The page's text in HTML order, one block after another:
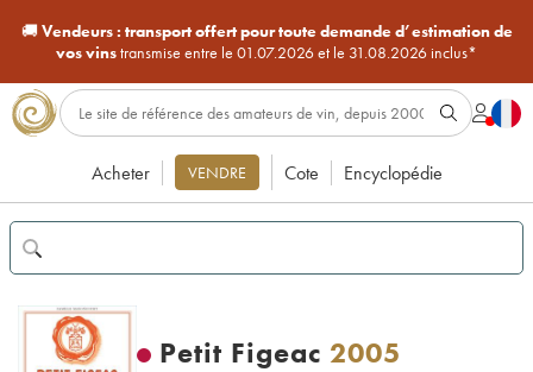
🚚Vendeurs : transport offert pour toute demande d’estimation de
vos vinstransmise entre le 01.07.2026 et le 31.08.2026 inclus*
Acheter VENDRE Cote Encyclopédie
Petit Figeac 2005